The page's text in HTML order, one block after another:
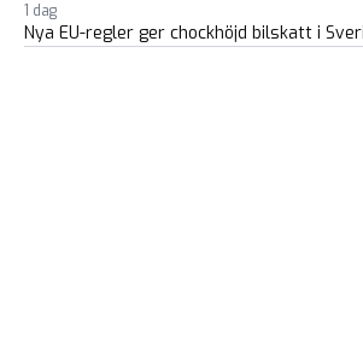
1 dag
Nya EU-regler ger chockhöjd bilskatt i